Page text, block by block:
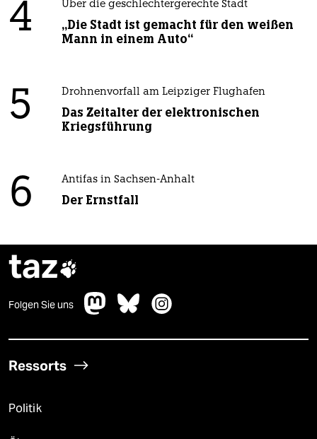
4 Über die geschlechtergerechte Stadt
„Die Stadt ist gemacht für den weißen
Mann in einem Auto“
5 Drohnenvorfall am Leipziger Flughafen
Das Zeitalter der elektronischen
Kriegsführung
6 Antifas in Sachsen-Anhalt
Der Ernstfall
taz
Folgen Sie uns
Ressorts
Politik